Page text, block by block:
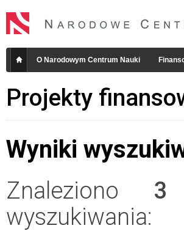
O Narodowym Centrum Nauki
Projekty
Wyniki
Znaleziono 3
wyszukiwania: